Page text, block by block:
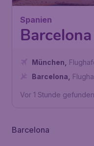
Spanien
Barcelona
München
Barcelona
Vor 1 Stunde gefunden
Barcelona